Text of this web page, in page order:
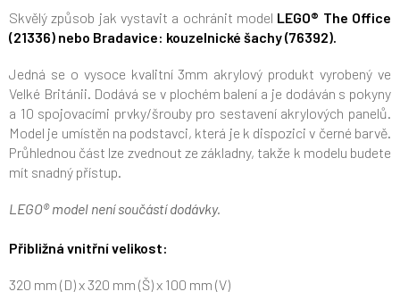
Skvělý způsob jak vystavit a ochránit model LEGO® The Office
(21336) nebo Bradavice: kouzelnické šachy (76392).
Jedná se o vysoce kvalitní 3mm akrylový produkt vyrobený ve
Velké Británii. Dodává se v plochém balení a je dodáván s pokyny
a 10 spojovacími prvky/šrouby pro sestavení akrylových panelů.
Model je umístěn na podstavci, která je k dispozici v černé barvě.
Průhlednou část lze zvednout ze základny, takže k modelu budete
mít snadný přístup.
LEGO® model není součástí dodávky.
Přibližná vnitřní velikost:
320 mm (D) x 320 mm (Š) x 100 mm (V)